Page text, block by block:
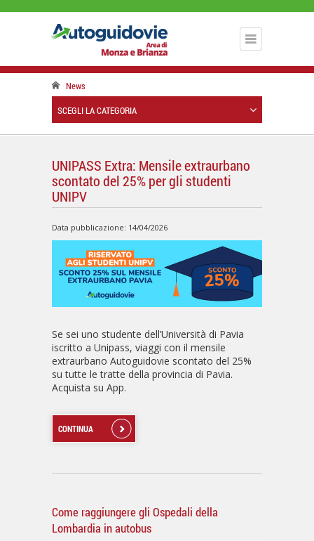
News
SCEGLI LA CATEGORIA
UNIPASS Extra: Mensile extraurbano
scontato del 25% per gli studenti
UNIPV
Data pubblicazione: 14/04/2026
Se sei uno studente dell’Università di Pavia
iscritto a Unipass, viaggi con il mensile
extraurbano Autoguidovie scontato del 25%
su tutte le tratte della provincia di Pavia.
Acquista su App.
CONTINUA
Come raggiungere gli Ospedali della
Lombardia in autobus